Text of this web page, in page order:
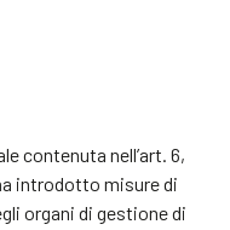
contenuta nell’art. 6,
introdotto misure di
organi di gestione di